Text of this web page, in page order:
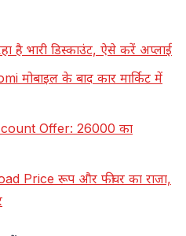
है भारी डिस्काउंट, ऐसे करें अप्लाई
मोबाइल के बाद कार मार्किट में
Offer: 26000 का
Price रूप और फीचर का राजा,